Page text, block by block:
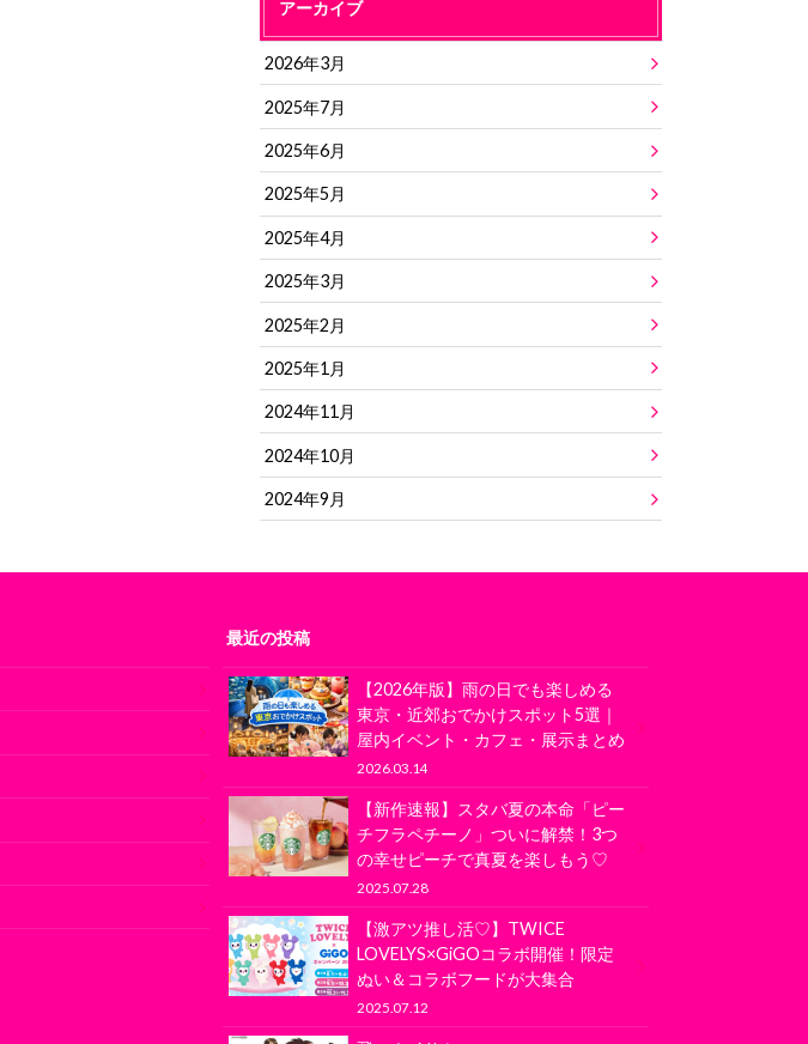
アーカイブ
2026年3月
2025年7月
2025年6月
2025年5月
2025年4月
2025年3月
2025年2月
2025年1月
2024年11月
2024年10月
2024年9月
最近の投稿
【2026年版】雨の日でも楽しめる
東京・近郊おでかけスポット5選｜
屋内イベント・カフェ・展示まとめ
2026.03.14
【新作速報】スタバ夏の本命「ピー
チフラペチーノ」ついに解禁！3つ
の幸せピーチで真夏を楽しもう♡
2025.07.28
【激アツ推し活♡】TWICE
LOVELYS×GiGOコラボ開催！限定
ぬい＆コラボフードが大集合
2025.07.12